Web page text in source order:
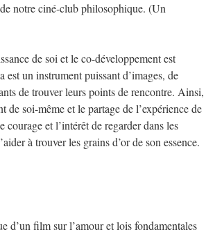
notre ciné-club philosophique. (Un
de soi et le co-développement est
un instrument puissant d’images, de
de trouver leurs points de rencontre. Ainsi,
de soi-même et le partage de l’expérience de
courage et l’intérêt de regarder dans les
à trouver les grains d’or de son essence.
d’un film sur l’amour et lois fondamentales